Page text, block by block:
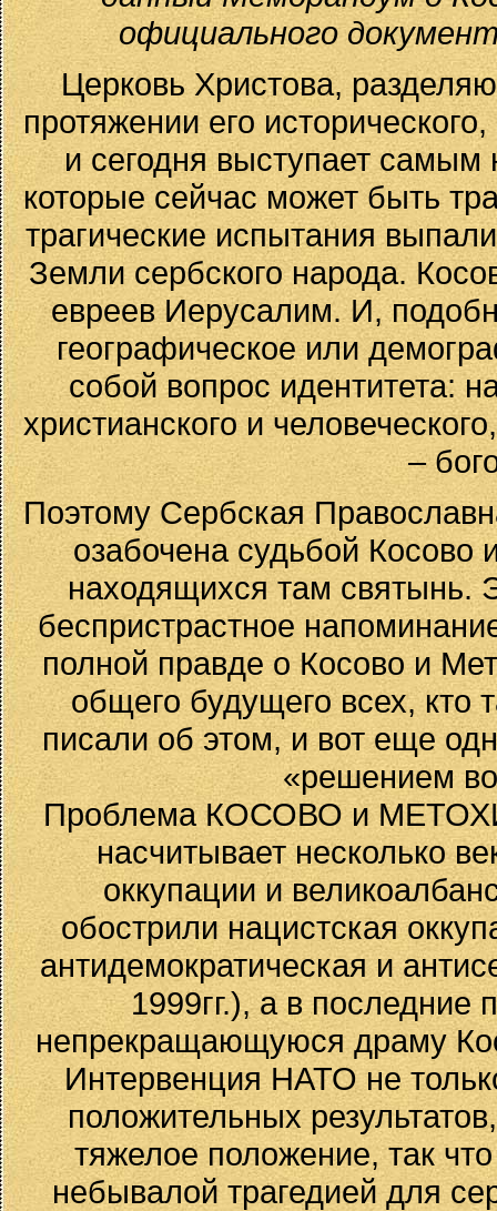
официального
Церковь Христова,
протяжении его
и сегодня выступает
которые сейчас может быть
трагические испытания
Земли сербского народа.
евреев Иерусалим. И,
географическое или
собой вопрос идентитета:
христианского и
–
Поэтому Сербская
озабочена судьбой
находящихся там святынь.
беспристрастное
полной правде о Косово и
общего будущего всех, кто
писали об этом, и вот еще
«решением
Проблема КОСОВО и
насчитывает несколько
оккупации и
обострили нацистская
антидемократическая и
1999гг.), а в последние
непрекращающуюся драму
Интервенция НАТО не
положительных
тяжелое положение, так
небывалой трагедией для